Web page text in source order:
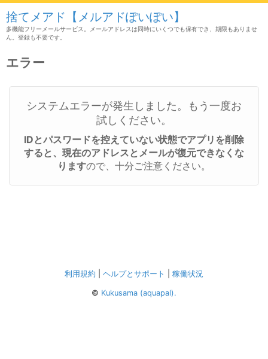
捨てメアド【メルアドぽいぽい】
多機能フリーメールサービス。メールアドレスは同時にいくつでも保有でき、期限もありませ
ん。登録も不要です。
エラー
システムエラーが発生しました。もう一度お
試しください。
IDとパスワードを控えていない状態でアプリを削除
すると、現在のアドレスとメールが復元できなくな
りますので、十分ご注意ください。
利用規約 ヘルプとサポート 稼働状況
© Kukusama (aquapal).